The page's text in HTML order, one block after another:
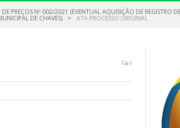
PREÇOS Nº 002/2021 (EVENTUAL AQUISIÇÃO DE REGISTRO
DE CHAVES) » ATA PROCESSO ORIGINAL
0